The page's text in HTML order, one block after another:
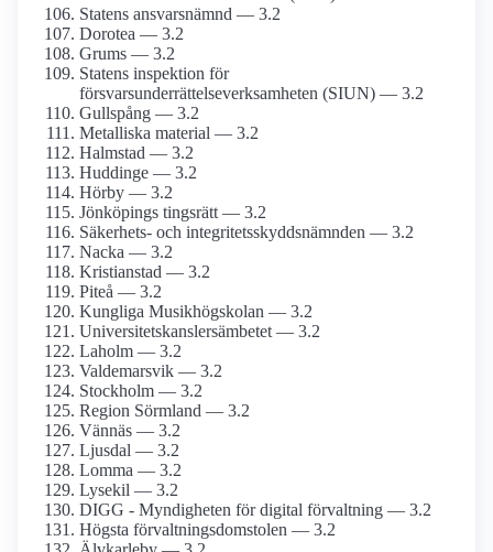
Statens ansvarsnämnd — 3.2
Dorotea — 3.2
Grums — 3.2
Statens inspektion för
försvarsunderrättelseverksamheten (SIUN) — 3.2
Gullspång — 3.2
Metalliska material — 3.2
Halmstad — 3.2
Huddinge — 3.2
Hörby — 3.2
Jönköpings tingsrätt — 3.2
Säkerhets- och integritetsskyddsnämnden — 3.2
Nacka — 3.2
Kristianstad — 3.2
Piteå — 3.2
Kungliga Musikhögskolan — 3.2
Universitetskanslersämbetet — 3.2
Laholm — 3.2
Valdemarsvik — 3.2
Stockholm — 3.2
Region Sörmland — 3.2
Vännäs — 3.2
Ljusdal — 3.2
Lomma — 3.2
Lysekil — 3.2
DIGG - Myndigheten för digital förvaltning — 3.2
Högsta förvaltningsdomstolen — 3.2